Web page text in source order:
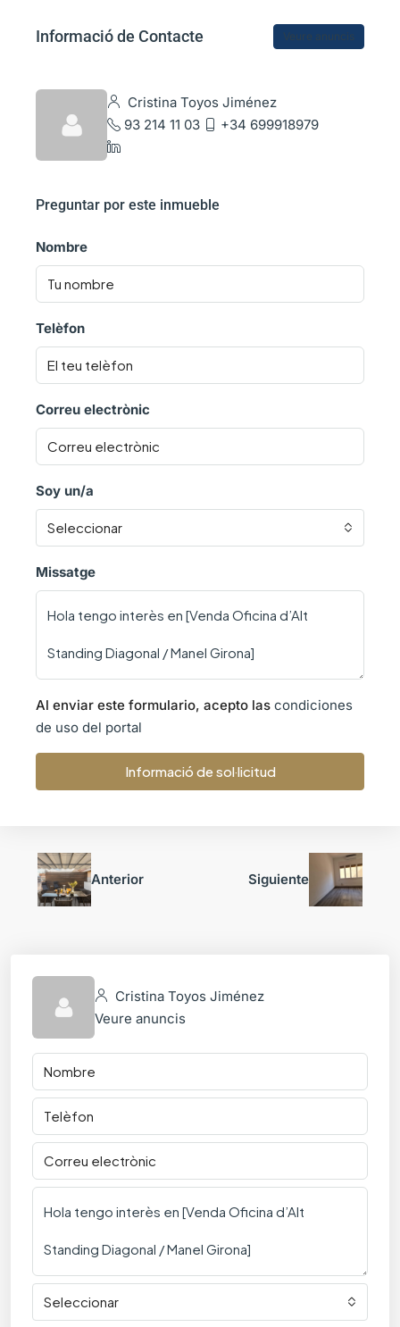
Informació de Contacte Veure anuncis
Cristina Toyos Jiménez
93 214 11 03
+34 699918979
Preguntar por este inmueble
Nombre
Telèfon
Correu electrònic
Soy un/a
Seleccionar
Missatge
Al enviar este formulario, acepto las condiciones
de uso del portal
Informació de sol·licitud
Anterior Siguiente
Cristina Toyos Jiménez
Veure anuncis
Seleccionar